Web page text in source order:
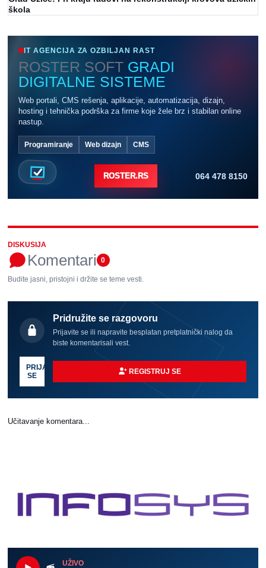
škola
IT AGENCIJA ZA OZBILJAN RAST
ROSTER SOFT GRADI
DIGITALNE SISTEME
Web portali, CMS rešenja, aplikacije, automatizacija, dizajn,
hosting i tehnička podrška za firme koje žele brz i stabilan online
nastup.
Programiranje Web dizajn CMS
ROSTER.RS 064 478 8150
DISKUSIJA
Komentari 0
Budite jasni, pristojni i držite se teme vesti.
Pridružite se razgovoru
Prijavite se ili napravite besplatan pretplatnički nalog da
biste komentarisali vest.
PRIJAVI
SE
REGISTRUJ SE
Učitavanje komentara...
UŽIVO